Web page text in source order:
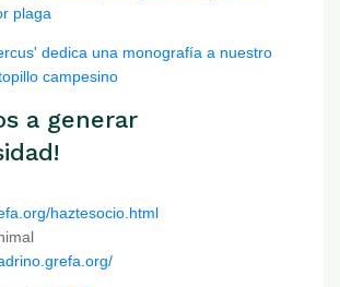
plaga
dedica una monografía a nuestro
campesino
a generar
haztesocio.html